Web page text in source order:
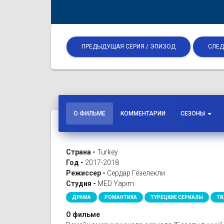
ПРЕДЫДУЩАЯ СЕРИЯ / ЭПИЗОД
О ФИЛЬМЕ КОММЕНТАРИИ СЕЗОНЫ
Страна - Turkey
Год - 2017-2018
Режиссер - Сердар Гёзелекли
Студия - MED Yapım
ДРАМА РОМАНТИКА ТУРЕЦКИЕ СЕРИАЛЫ
О фильме